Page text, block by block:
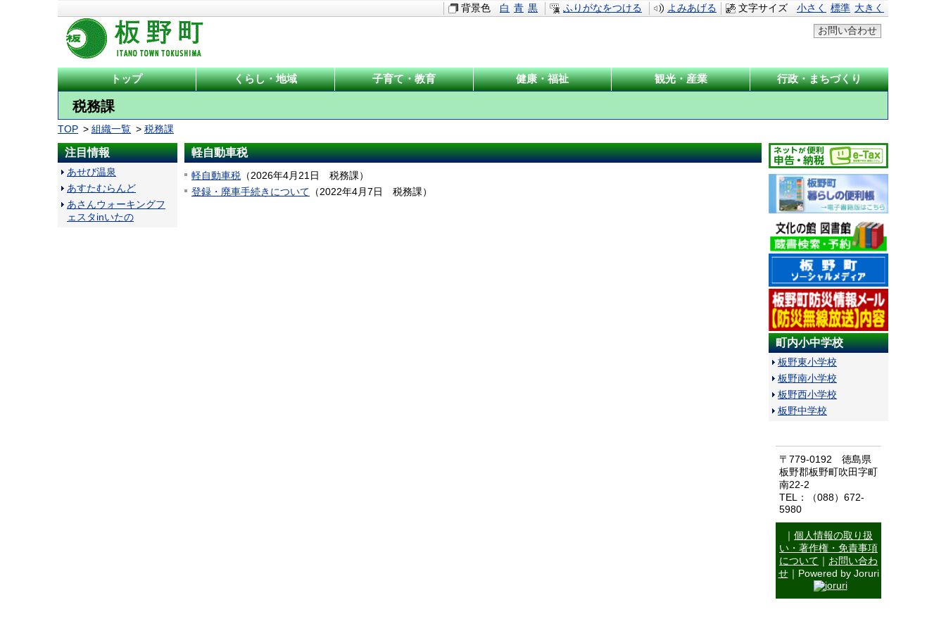
背景色 白 青 黒 ふりがなをつける よみあげる 文字サイズ 小さく 標準 大きく
お問い合わせ
トップ くらし・地域 子育て・教育 健康・福祉 観光・産業 行政・まちづくり
税務課
TOP 組織一覧 税務課
軽自動車税
軽自動車税 （2026年4月21日 税務課）
登録・廃車手続きについて （2022年4月7日 税務課）
注目情報
あせび温泉
あすたむらんど
あさんウォーキングフ
ェスタinいたの
町内小中学校
板野東小学校
板野南小学校
板野西小学校
板野中学校
〒779-0192 徳島県
板野郡板野町吹田字町
南22-2
TEL：（088）672-
5980
個人情報の取り扱
い・著作権・免責事項
について
お問い合わ
せ｜Powered by Joruri